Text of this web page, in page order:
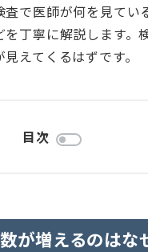
で医師が何を見て
丁寧に解説します。
えてくるはずです。
目次
が増えるのはな